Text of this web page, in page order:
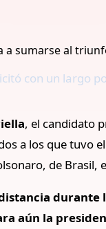
con un largo
, el candidato
a los que tuvo
de Brasil,
aún la